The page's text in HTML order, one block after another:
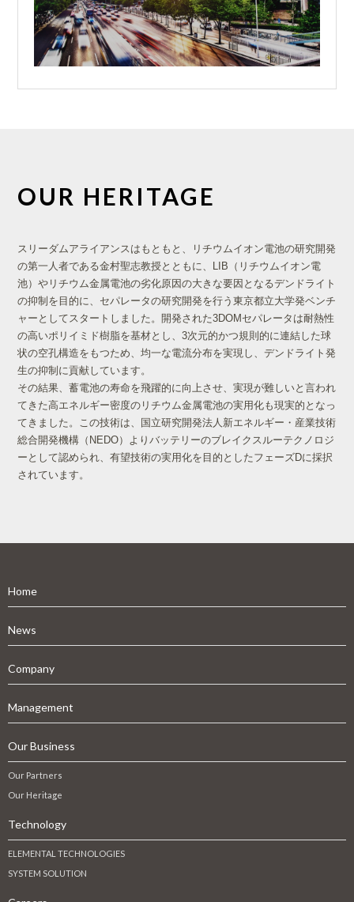
OUR HERITAGE
スリーダムアライアンスはもともと、リチウムイオン電池の研究開発
の第一人者である金村聖志教授とともに、LIB（リチウムイオン電
池）やリチウム金属電池の劣化原因の大きな要因となるデンドライト
の抑制を目的に、セパレータの研究開発を行う東京都立大学発ベンチ
ャーとしてスタートしました。開発された3DOMセパレータは耐熱性
の高いポリイミド樹脂を基材とし、3次元的かつ規則的に連結した球
状の空孔構造をもつため、均一な電流分布を実現し、デンドライト発
生の抑制に貢献しています。
その結果、蓄電池の寿命を飛躍的に向上させ、実現が難しいと言われ
てきた高エネルギー密度のリチウム金属電池の実用化も現実的となっ
てきました。この技術は、国立研究開発法人新エネルギー・産業技術
総合開発機構（NEDO）よりバッテリーのブレイクスルーテクノロジ
ーとして認められ、有望技術の実用化を目的としたフェーズDに採択
されています。
Home
News
Company
Management
Our Business
Our Partners
Our Heritage
Technology
ELEMENTAL TECHNOLOGIES
SYSTEM SOLUTION